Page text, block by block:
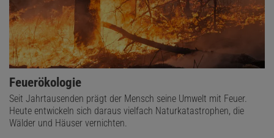
Feuerökologie
Seit Jahrtausenden prägt der Mensch seine Umwelt mit Feuer.
Heute entwickeln sich daraus vielfach Naturkatastrophen, die
Wälder und Häuser vernichten.